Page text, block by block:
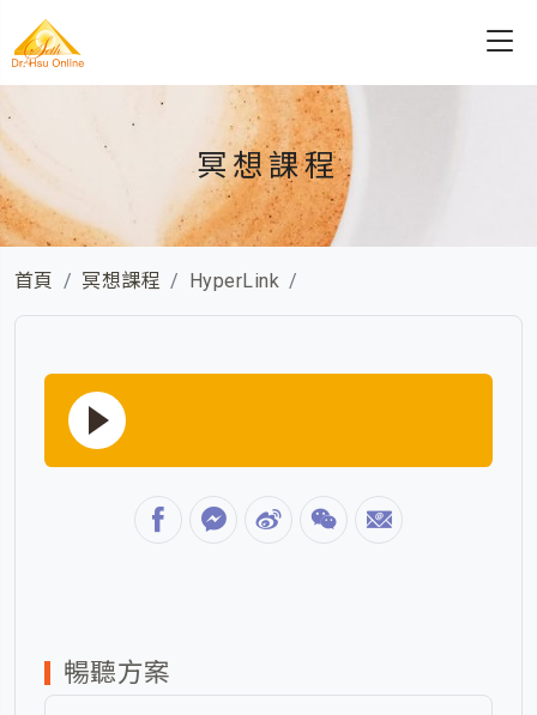
冥想課程
首頁 冥想課程 HyperLink
暢聽方案